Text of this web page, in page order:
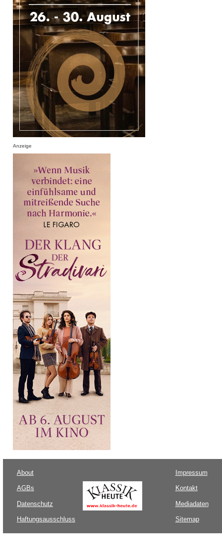
Anzeige
About
AGBs
Datenschutz
Haftungsausschluss
Impressum
Kontakt
Mediadaten
Sitemap